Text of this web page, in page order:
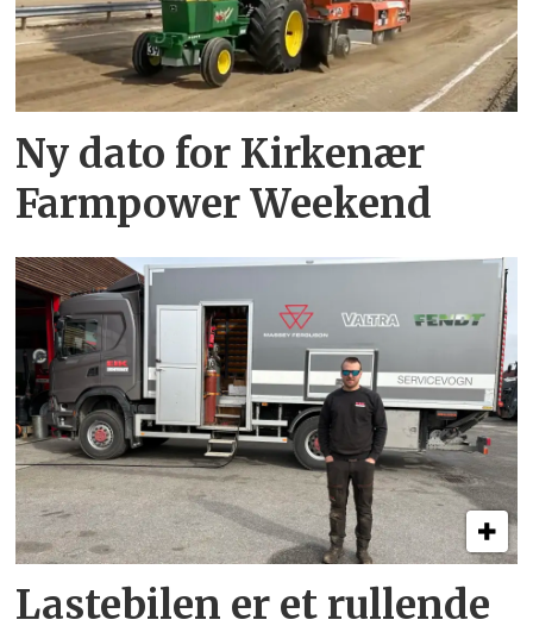
Ny dato for Kirkenær
Farmpower Weekend
Lastebilen er et rullende